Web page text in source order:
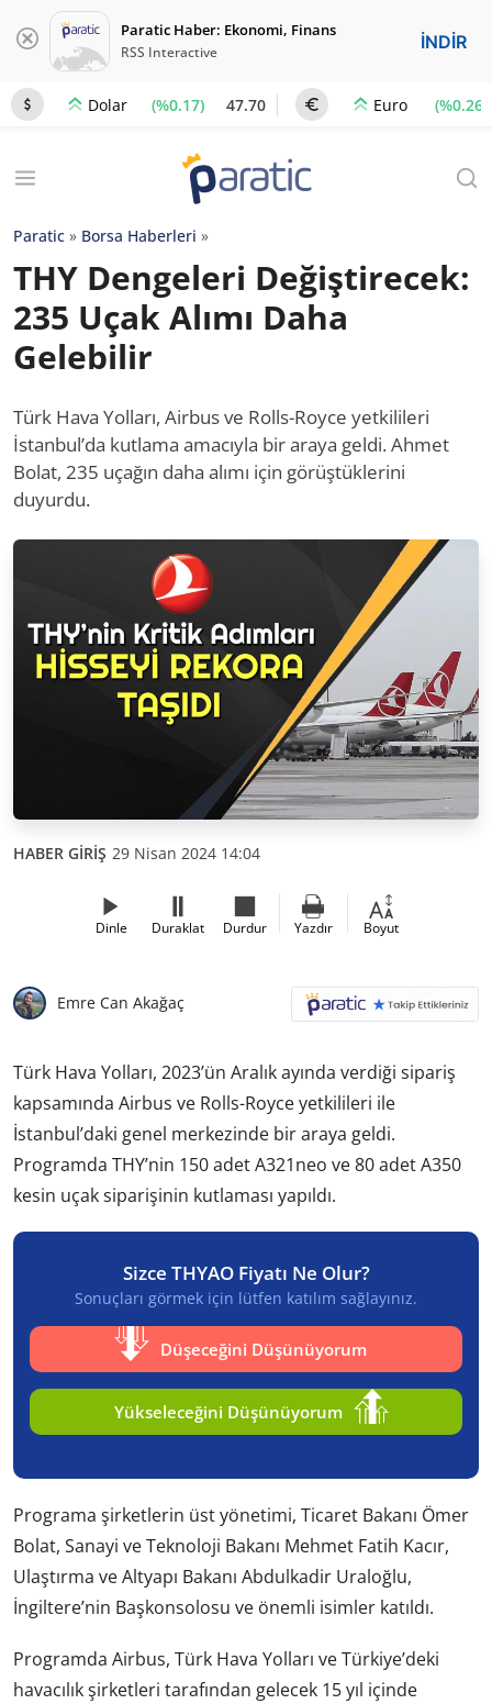
Paratic Haber: Ekonomi, Finans
RSS Interactive İNDİR
Dolar (%0.17) 47.70 Euro (%0.26)
Paratic » Borsa Haberleri »
THY Dengeleri Değiştirecek:
235 Uçak Alımı Daha
Gelebilir
Türk Hava Yolları, Airbus ve Rolls-Royce yetkilileri
İstanbul’da kutlama amacıyla bir araya geldi. Ahmet
Bolat, 235 uçağın daha alımı için görüştüklerini
duyurdu.
HABER GİRİŞ 29 Nisan 2024 14:04
Dinle Duraklat Durdur Yazdır Boyut
Emre Can Akağaç
Türk Hava Yolları, 2023’ün Aralık ayında verdiği sipariş
kapsamında Airbus ve Rolls-Royce yetkilileri ile
İstanbul’daki genel merkezinde bir araya geldi.
Programda THY’nin 150 adet A321neo ve 80 adet A350
kesin uçak siparişinin kutlaması yapıldı.
Sizce THYAO Fiyatı Ne Olur?
Sonuçları görmek için lütfen katılım sağlayınız.
Düşeceğini Düşünüyorum
Yükseleceğini Düşünüyorum
Programa şirketlerin üst yönetimi, Ticaret Bakanı Ömer
Bolat, Sanayi ve Teknoloji Bakanı Mehmet Fatih Kacır,
Ulaştırma ve Altyapı Bakanı Abdulkadir Uraloğlu,
İngiltere’nin Başkonsolosu ve önemli isimler katıldı.
Programda Airbus, Türk Hava Yolları ve Türkiye’deki
havacılık şirketleri tarafından gelecek 15 yıl içinde